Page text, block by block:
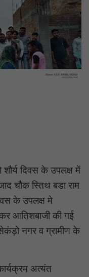
दिवस के उपलक्ष में
चौक स्तिथ बडा राम
के उपलक्ष मे
आतिशबाजी की गई
नगर व ग्रामीण के
अत्यंत